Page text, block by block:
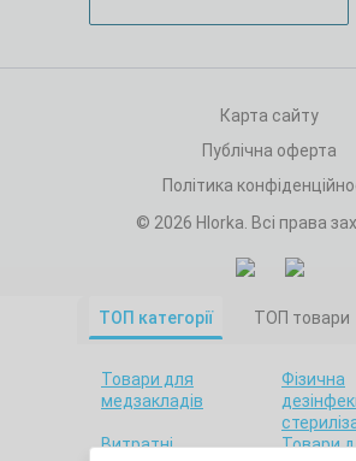
Карта сайту
Публічна оферта
Політика
© 2026 Hlorka. Всі права
ТОП категорії ТОП товари
Товари для
медзакладів
Фізична
Витратні
Товари